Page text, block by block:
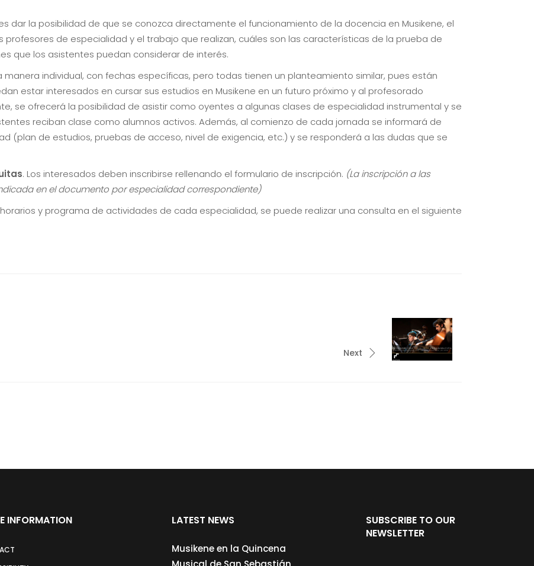
dar la posibilidad de que se conozca directamente el funcionamiento de la docencia en Musikene, el
profesores de especialidad y el trabajo que realizan, cuáles son las características de la prueba de
que los asistentes puedan considerar de interés.
individual, con fechas específicas, pero todas tienen un planteamiento similar, pues están
estar interesados en cursar sus estudios en Musikene en un futuro próximo y al profesorado
se ofrecerá la posibilidad de asistir como oyentes a algunas clases de especialidad instrumental y se
reciban clase como alumnos activos. Además, al comienzo de cada jornada se informará de
(plan de estudios, pruebas de acceso, nivel de exigencia, etc.) y se responderá a las dudas que se
. Los interesados deben inscribirse rellenando el formulario de inscripción. (La inscripción a las
en el documento por especialidad correspondiente)
y programa de actividades de cada especialidad, se puede realizar una consulta en el siguiente
Next
INFORMATION LATEST NEWS
Musikene en la Quincena
SUBSCRIBE TO OUR
NEWSLETTER